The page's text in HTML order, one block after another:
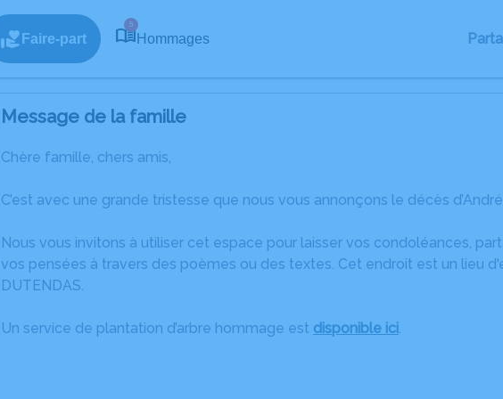
Faire-part
5
Hommages
Message de la famille
Chère famille, chers amis,
C’est avec une grande tristesse que nous vous annonçons le décès
Nous vous invitons à utiliser cet espace pour laisser vos condoléances,
vos pensées à travers des poèmes ou des textes. Cet endroit est un lieu
DUTENDAS.
Un service de plantation d’arbre hommage est disponible ici.